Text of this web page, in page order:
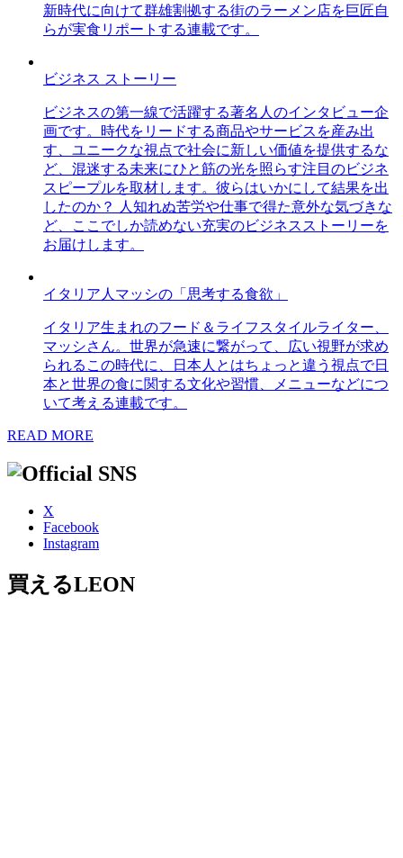
新時代に向けて群雄割拠する街のラーメン店を巨匠自
らが実食リポートする連載です。
ビジネス ストーリー
ビジネスの第一線で活躍する著名人のインタビュー企
画です。時代をリードする商品やサービスを産み出
す、ユニークな視点で社会に新しい価値を提供するな
ど、混迷する未来にひと筋の光を照らす注目のビジネ
スピープルを取材します。彼らはいかにして結果を出
したのか？ 人知れぬ苦労や仕事で得た意外な気づきな
ど、ここでしか読めない充実のビジネスストーリーを
お届けします。
イタリア人マッシの「思考する食欲」
イタリア生まれのフード＆ライフスタイルライター、
マッシさん。世界が急速に繋がって、広い視野が求め
られるこの時代に、日本人とはちょっと違う視点で日
本と世界の食に関する文化や習慣、メニューなどにつ
いて考える連載です。
READ MORE
X
Facebook
Instagram
買えるLEON